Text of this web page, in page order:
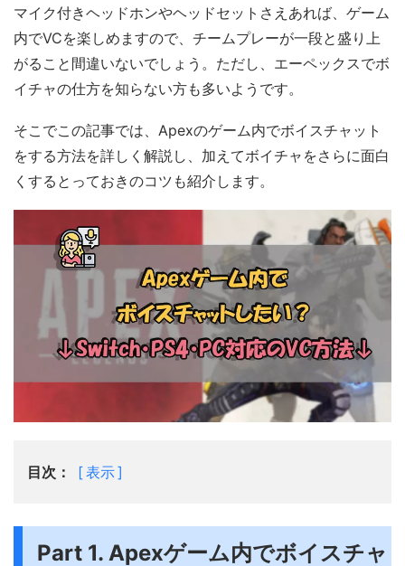
マイク付きヘッドホンやヘッドセットさえあれば、ゲーム
内でVCを楽しめますので、チームプレーが一段と盛り上
がること間違いないでしょう。ただし、エーペックスでボ
イチャの仕方を知らない方も多いようです。
そこでこの記事では、Apexのゲーム内でボイスチャット
をする方法を詳しく解説し、加えてボイチャをさらに面白
くするとっておきのコツも紹介します。
目次： 表示
Part 1. Apexゲーム内でボイスチャ